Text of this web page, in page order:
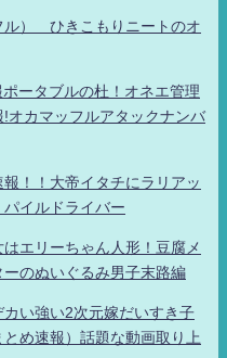
ル） ひきこもりニートのオ
ータブルの杜！オネエ管理
オカマッフルアタックナンバ
！！大帝イタチにラリアッ
パイルドライバー
エリーちゃん人形！豆腐メ
のぬいぐるみ男子末路編
い強い2次元嫁だいすき子
め速報）話題な動画取り上